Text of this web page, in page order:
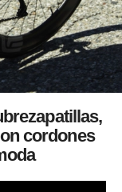
cordones